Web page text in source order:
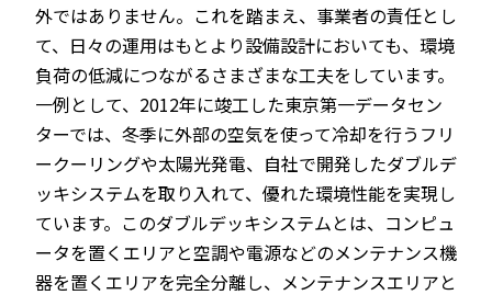
外ではありません。これを踏まえ、事業者の責任とし
て、日々の運用はもとより設備設計においても、環境
負荷の低減につながるさまざまな工夫をしています。
一例として、2012年に竣工した東京第一データセン
ターでは、冬季に外部の空気を使って冷却を行うフリ
ークーリングや太陽光発電、自社で開発したダブルデ
ッキシステムを取り入れて、優れた環境性能を実現し
ています。このダブルデッキシステムとは、コンピュ
ータを置くエリアと空調や電源などのメンテナンス機
器を置くエリアを完全分離し、メンテナンスエリアと